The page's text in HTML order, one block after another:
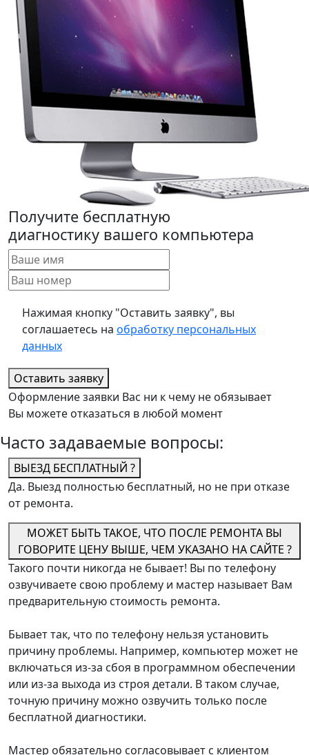
Получите бесплатную
диагностику вашего компьютера
Нажимая кнопку "Оставить заявку", вы
соглашаетесь на обработку персональных
данных
Оставить заявку
Оформление заявки Вас ни к чему не обязывает
Вы можете отказаться в любой момент
Часто задаваемые вопросы:
ВЫЕЗД БЕСПЛАТНЫЙ ?
Да. Выезд полностью бесплатный, но не при отказе
от ремонта.
МОЖЕТ БЫТЬ ТАКОЕ, ЧТО ПОСЛЕ РЕМОНТА ВЫ
ГОВОРИТЕ ЦЕНУ ВЫШЕ, ЧЕМ УКАЗАНО НА САЙТЕ ?
Такого почти никогда не бывает! Вы по телефону
озвучиваете свою проблему и мастер называет Вам
предварительную стоимость ремонта.
Бывает так, что по телефону нельзя установить
причину проблемы. Например, компьютер может не
включаться из-за сбоя в программном обеспечении
или из-за выхода из строя детали. В таком случае,
точную причину можно озвучить только после
бесплатной диагностики.
Мастер обязательно согласовывает с клиентом